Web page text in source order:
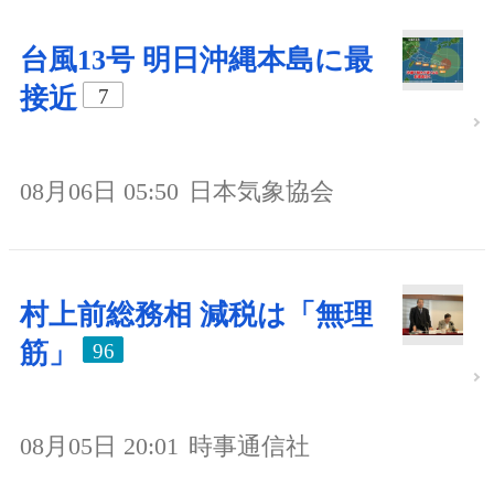
台風13号 明日沖縄本島に最
接近
7
08月06日 05:50 日本気象協会
村上前総務相 減税は「無理
筋」
96
08月05日 20:01 時事通信社